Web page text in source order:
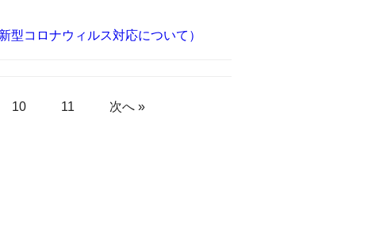
コロナウィルス対応について）
10 11 次へ »